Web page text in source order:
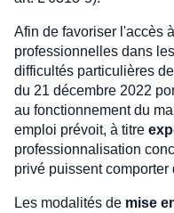
Afin de favoriser l'accès
professionnelles dans
difficultés particulières de
du 21 décembre 2022
au fonctionnement du
emploi prévoit, à titre
professionnalisation
privé puissent
Les modalités de mise